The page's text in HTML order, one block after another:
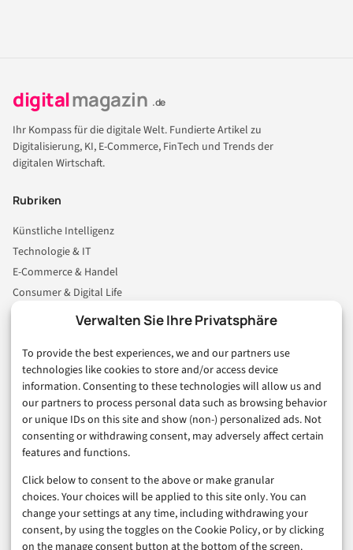
Verwalten Sie Ihre Privatsphäre
To provide the best experiences, we and our partners use
technologies like cookies to store and/or access device
information. Consenting to these technologies will allow us and
our partners to process personal data such as browsing behavior
or unique IDs on this site and show (non-) personalized ads. Not
consenting or withdrawing consent, may adversely affect certain
features and functions.
Click below to consent to the above or make granular
choices. Your choices will be applied to this site only. You can
change your settings at any time, including withdrawing your
consent, by using the toggles on the Cookie Policy, or by clicking
on the manage consent button at the bottom of the screen.
digitalmagazin .de
Ihr Kompass für die digitale Welt. Fundierte Artikel zu
Digitalisierung, KI, E-Commerce, FinTech und Trends der
digitalen Wirtschaft.
Rubriken
Künstliche Intelligenz
Technologie & IT
E-Commerce & Handel
Consumer & Digital Life
Business & Karriere
Sicherheit & Recht
Digitalisierung
Marketing
Magazin
Unsere Redaktion
Werbeformate & Media Kit
Rechtliches